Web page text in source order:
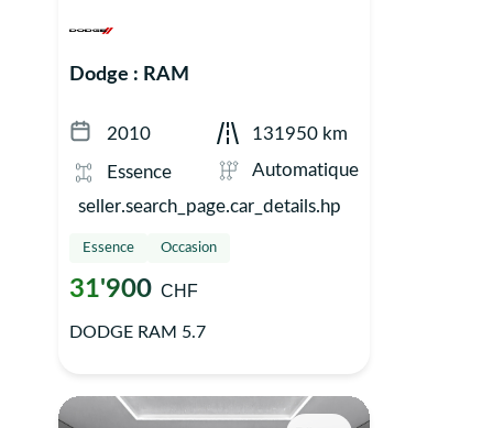
Dodge : RAM
2010 131950 km
Essence
Automatique
seller.search_page.car_details.hp
Essence Occasion
31'900CHF
DODGE RAM 5.7